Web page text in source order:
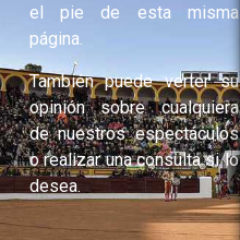
el pie de esta misma
página.
También puede verter su
opinión sobre cualquiera
de nuestros espectáculos
o realizar una consulta si lo
desea.